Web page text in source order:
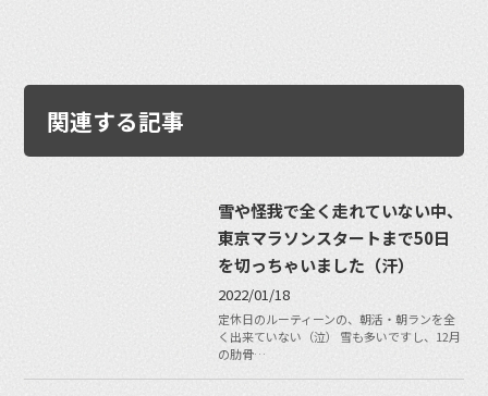
関連する記事
雪や怪我で全く走れていない中、
東京マラソンスタートまで50日
を切っちゃいました（汗）
2022/01/18
定休日のルーティーンの、朝活・朝ランを全
く出来ていない（泣） 雪も多いですし、12月
の肋骨…